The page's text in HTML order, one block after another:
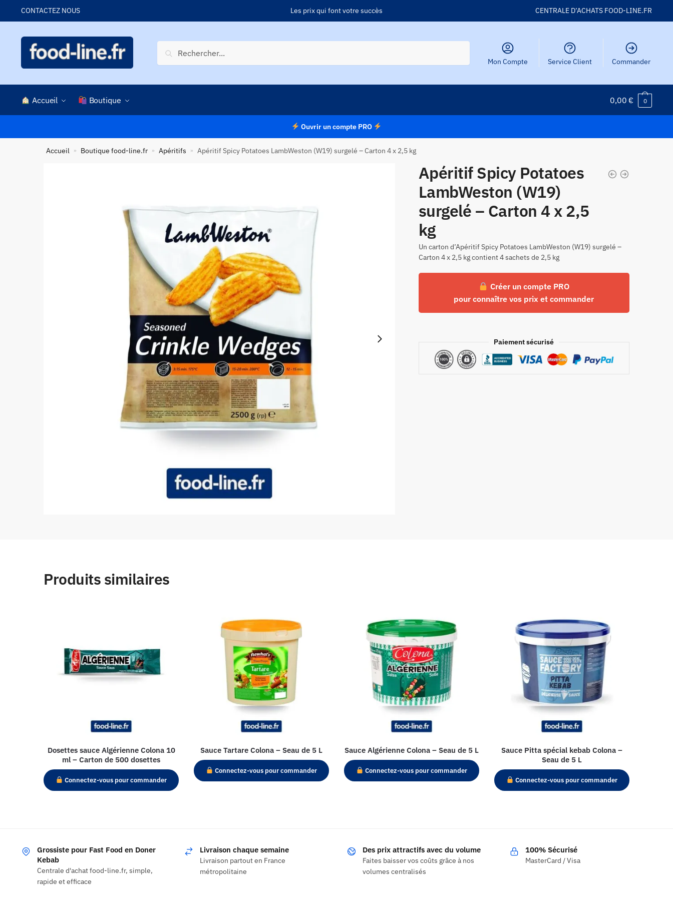
CONTACTEZ NOUS Les prix qui font votre succès CENTRALE D’ACHATS FOOD-LINE.FR
pour :
Recherche
Mon Compte Service Client Commander
Accueil Boutique 0,00 € 0
Ouvrir un compte PRO
Accueil » Boutique food-line.fr » Apéritifs » Apéritif Spicy Potatoes LambWeston (W19) surgelé – Carton 4 x 2,5 kg
Apéritif Spicy Potatoes
LambWeston (W19)
surgelé – Carton 4 x 2,5
kg
Un carton d’Apéritif Spicy Potatoes LambWeston (W19) surgelé –
Carton 4 x 2,5 kg contient 4 sachets de 2,5 kg
Créer un compte PRO
pour connaître vos prix et commander
Paiement sécurisé
Produits similaires
Dosettes sauce Algérienne Colona 10
ml – Carton de 500 dosettes
Connectez-vous pour commander
Sauce Tartare Colona – Seau de 5 L
Connectez-vous pour commander
Sauce Algérienne Colona – Seau de 5 L
Connectez-vous pour commander
Sauce Pitta spécial kebab Colona –
Seau de 5 L
Connectez-vous pour commander
Grossiste pour Fast Food en Doner
Kebab
Centrale d'achat food-line.fr, simple,
rapide et efficace
Livraison chaque semaine
Livraison partout en France
métropolitaine
Des prix attractifs avec du volume
Faites baisser vos coûts grâce à nos
volumes centralisés
100% Sécurisé
MasterCard / Visa